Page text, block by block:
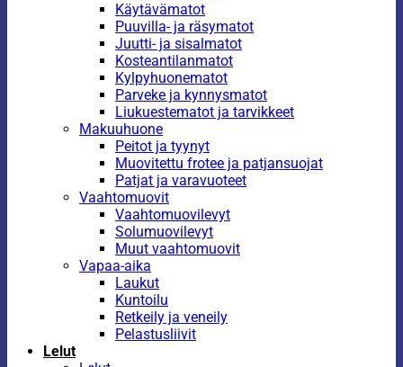
Käytävämatot
Puuvilla- ja räsymatot
Juutti- ja sisalmatot
Kosteantilanmatot
Kylpyhuonematot
Parveke ja kynnysmatot
Liukuestematot ja tarvikkeet
Makuuhuone
Peitot ja tyynyt
Muovitettu frotee ja patjansuojat
Patjat ja varavuoteet
Vaahtomuovit
Vaahtomuovilevyt
Solumuovilevyt
Muut vaahtomuovit
Vapaa-aika
Laukut
Kuntoilu
Retkeily ja veneily
Pelastusliivit
Lelut